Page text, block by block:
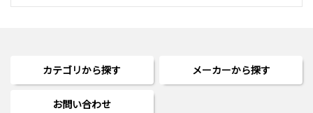
カテゴリから探す メーカーから探す
お問い合わせ